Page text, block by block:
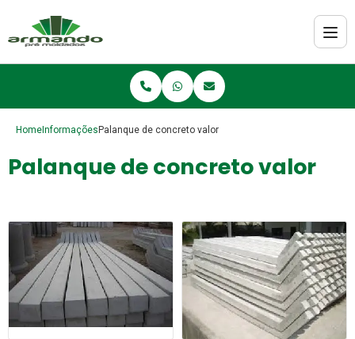
Home Informações Palanque de concreto valor
Palanque de concreto valor